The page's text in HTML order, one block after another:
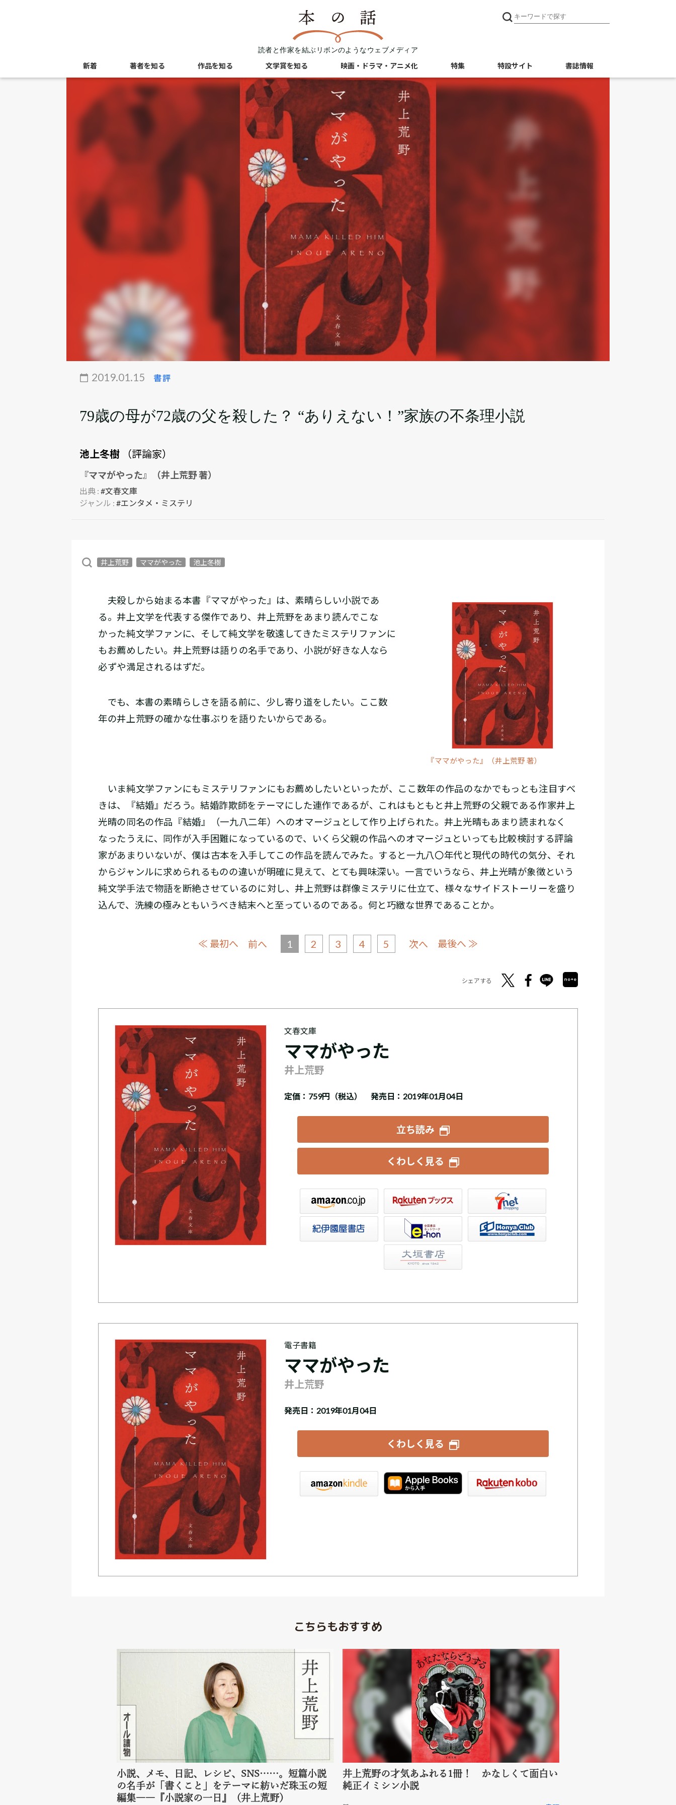
読者と作家を結ぶリボンのようなウェブメディア
新着 著者を知る 作品を知る 文学賞を知る 映画・ドラマ・アニメ化 特集 特設サイト 書誌情報
2019.01.15 書評
79歳の母が72歳の父を殺した？ “ありえない！”家族の不条理小説
池上冬樹 （評論家）
『ママがやった』（井上荒野 著）
出典 : #文春文庫
ジャンル : #エンタメ・ミステリ
井上荒野 ママがやった 池上冬樹
『ママがやった』（井上荒野 著）
夫殺しから始まる本書『ママがやった』は、素晴らしい小説であ
る。井上文学を代表する傑作であり、井上荒野をあまり読んでこな
かった純文学ファンに、そして純文学を敬遠してきたミステリファンに
もお薦めしたい。井上荒野は語りの名手であり、小説が好きな人なら
必ずや満足されるはずだ。
でも、本書の素晴らしさを語る前に、少し寄り道をしたい。ここ数
年の井上荒野の確かな仕事ぶりを語りたいからである。
いま純文学ファンにもミステリファンにもお薦めしたいといったが、ここ数年の作品のなかでもっとも注目すべ
きは、『結婚』だろう。結婚詐欺師をテーマにした連作であるが、これはもともと井上荒野の父親である作家井上
光晴の同名の作品『結婚』（一九八二年）へのオマージュとして作り上げられた。井上光晴もあまり読まれなく
なったうえに、同作が入手困難になっているので、いくら父親の作品へのオマージュといっても比較検討する評論
家があまりいないが、僕は古本を入手してこの作品を読んでみた。すると一九八〇年代と現代の時代の気分、それ
からジャンルに求められるものの違いが明確に見えて、とても興味深い。一言でいうなら、井上光晴が象徴という
純文学手法で物語を断絶させているのに対し、井上荒野は群像ミステリに仕立て、様々なサイドストーリーを盛り
込んで、洗練の極みともいうべき結末へと至っているのである。何と巧緻な世界であることか。
≪ 最初へ 前へ 1 2 3 4 5 次へ 最後へ ≫
シェアする
文春文庫
ママがやった
井上荒野
定価： 759円（税込） 発売日：2019年01月04日
立ち読み
くわしく見る
Amazon 楽天ブックス セブンネット
紀伊國屋書店ウェブストアe-hon HonyaClub
電子書籍
ママがやった
井上荒野
発売日：2019年01月04日
くわしく見る
Amazon Kindleストア iBookstore 楽天Kobo
こちらもおすすめ
小説、メモ、日記、レシピ、SNS……。短篇小説
の名手が「書くこと」をテーマに紡いだ珠玉の短
編集――『小説家の一日』（井上荒野）
井上荒野の才気あふれる1冊！ かなしくて面白い
純正イミシン小説